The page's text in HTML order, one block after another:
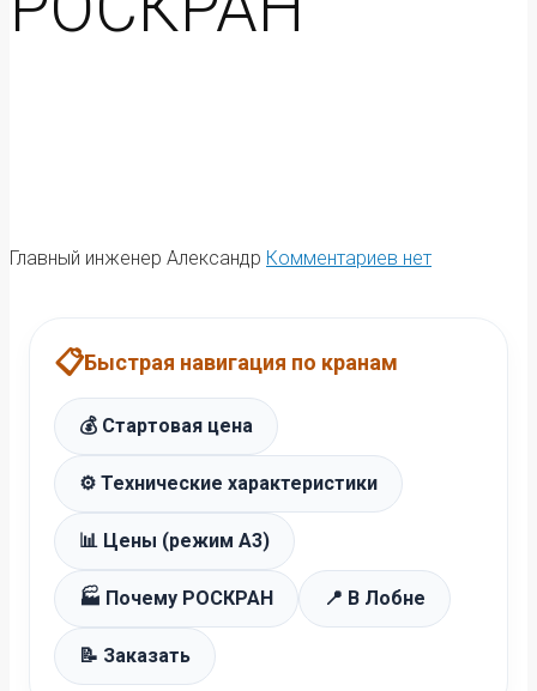
Главный инженер Александр Комментариев нет
📋Быстрая навигация по кранам
💰 Стартовая цена
⚙️ Технические характеристики
📊 Цены (режим А3)
🏭 Почему РОСКРАН 📍 В Лобне
📝 Заказать